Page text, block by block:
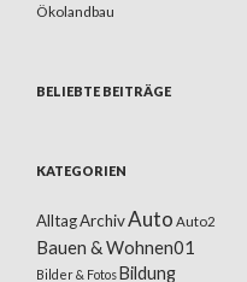
Ökolandbau
BELIEBTE BEITRÄGE
KATEGORIEN
AlltagArchivAuto Auto2
Bauen & Wohnen01
Bilder & FotosBildung